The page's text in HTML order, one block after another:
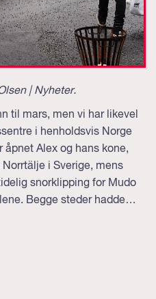
|Nyheter.
til mars, men vi har likevel
i henholdsvis Norge
åpnet Alex og hans kone,
i Sverige, mens
snorklipping for Mudo
Begge steder hadde…